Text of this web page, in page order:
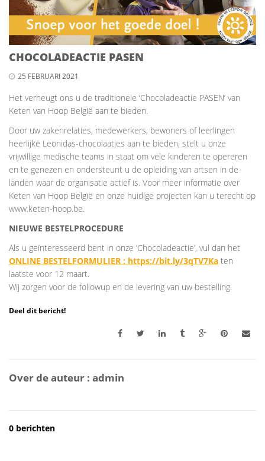
CHOCOLADEACTIE PASEN
25 FEBRUARI 2021
Het verheugt ons u de traditionele ‘Chocoladeactie PASEN’ van
Keten van Hoop België aan te bieden.
Door uw zakenrelaties, medewerkers, bewoners of leerlingen
heerlijke Leonidas-chocolaatjes aan te bieden, stelt u onze
vrijwillige medische teams in staat om vele kinderen te opereren
en te genezen en ondersteunt u de opleiding van artsen in de
landen waar de organisatie actief is. Voor meer informatie over
Keten van Hoop België en onze huidige projecten kan u terecht op
www.keten-hoop.be.
NIEUWE BESTELPROCEDURE
Als u geïnteresseerd bent in onze ‘Chocoladeactie’, vul dan het
ONLINE BESTELFORMULIER : https://bit.ly/3qTV7Ka ten
laatste voor 12 maart.
Wij zorgen voor de followup en de levering van uw bestelling.
Deel dit bericht!
Over de auteur : admin
0 berichten